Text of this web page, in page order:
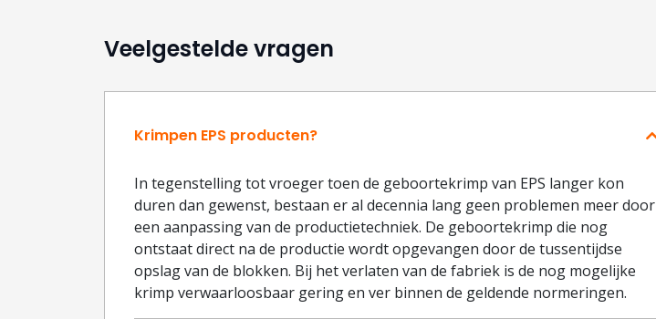
Veelgestelde vragen
Krimpen EPS producten?
In tegenstelling tot vroeger toen de geboortekrimp van EPS langer kon
duren dan gewenst, bestaan er al decennia lang geen problemen meer door
een aanpassing van de productietechniek. De geboortekrimp die nog
ontstaat direct na de productie wordt opgevangen door de tussentijdse
opslag van de blokken. Bij het verlaten van de fabriek is de nog mogelijke
krimp verwaarloosbaar gering en ver binnen de geldende normeringen.